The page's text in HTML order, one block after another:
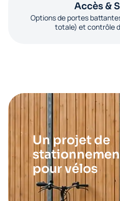
Accès &
Options de portes
totale) et contrôle
Un projet de
pour vélos